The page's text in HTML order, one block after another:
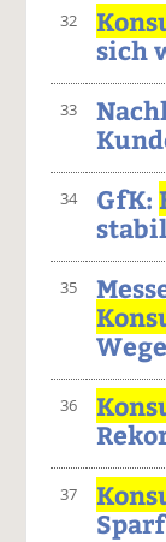
32
sich
33
34 GfK:
35
36
37